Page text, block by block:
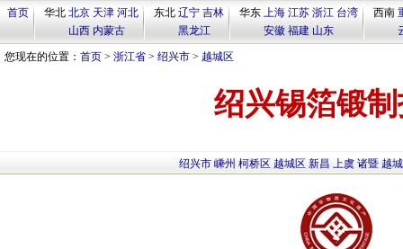
首页 华北 北京 天津 河北
山西 内蒙古
东北 辽宁 吉林
黑龙江
华东 上海 江苏 浙江 台湾
安徽 福建 山东
西南
您现在的位置： 首页 > 浙江省 > 绍兴市 > 越城区
绍兴锡箔锻
绍兴市 嵊州 柯桥区 越城区 新昌 上虞 诸暨 越